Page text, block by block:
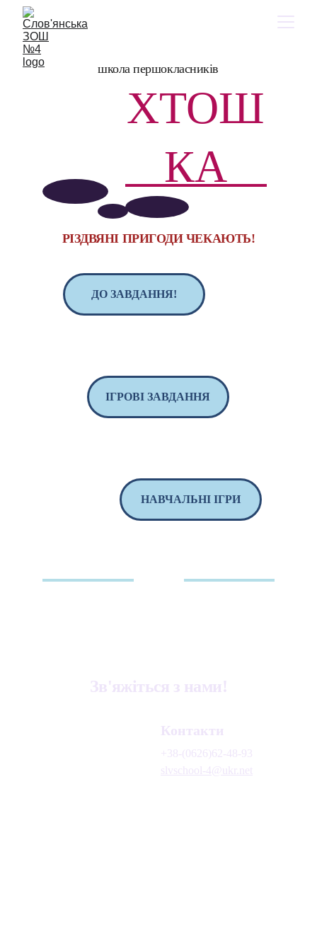
ХТОШ
КА
школа першокласників
РІЗДВЯНІ ПРИГОДИ ЧЕКАЮТЬ!
ДО ЗАВДАННЯ!
ІГРОВІ ЗАВДАННЯ
НАВЧАЛЬНІ ІГРИ
Зв'яжіться з нами!
Контакти
+38-(0626)62-48-93
slvschool-4@ukr.net